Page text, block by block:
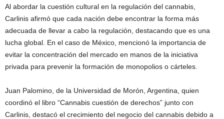
Al abordar la cuestión cultural en la regulación del cannabis,
Carlinis afirmó que cada nación debe encontrar la forma más
adecuada de llevar a cabo la regulación, destacando que es una
lucha global. En el caso de México, mencionó la importancia de
evitar la concentración del mercado en manos de la iniciativa
privada para prevenir la formación de monopolios o cárteles.
Juan Palomino, de la Universidad de Morón, Argentina, quien
coordinó el libro “Cannabis cuestión de derechos” junto con
Carlinis, destacó el crecimiento del negocio del cannabis debido a